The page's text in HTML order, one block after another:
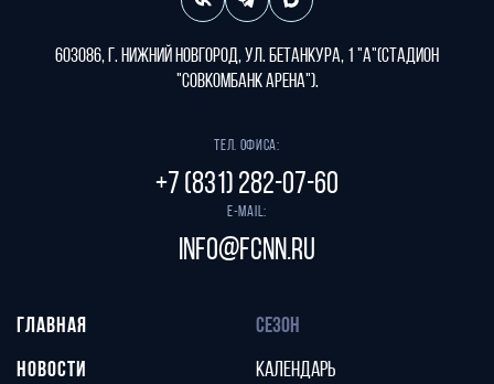
603086, г. Нижний Новгород, ул. Бетанкура, 1 "А"(стадион
"СОВКОМБАНК АРЕНА").
Тел. офиса:
+7 (831) 282-07-60
E-mail:
info@fcnn.ru
ГЛАВНАЯ
НОВОСТИ
СЕЗОН
КАЛЕНДАРЬ